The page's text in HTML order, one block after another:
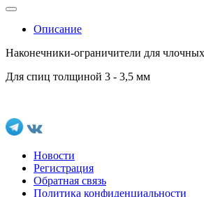
Описание
Наконечники-ограничители для
Для спиц толщиной 3 - 3,5 мм
Новости
Регистрация
Обратная связь
Политика конфиденциальности